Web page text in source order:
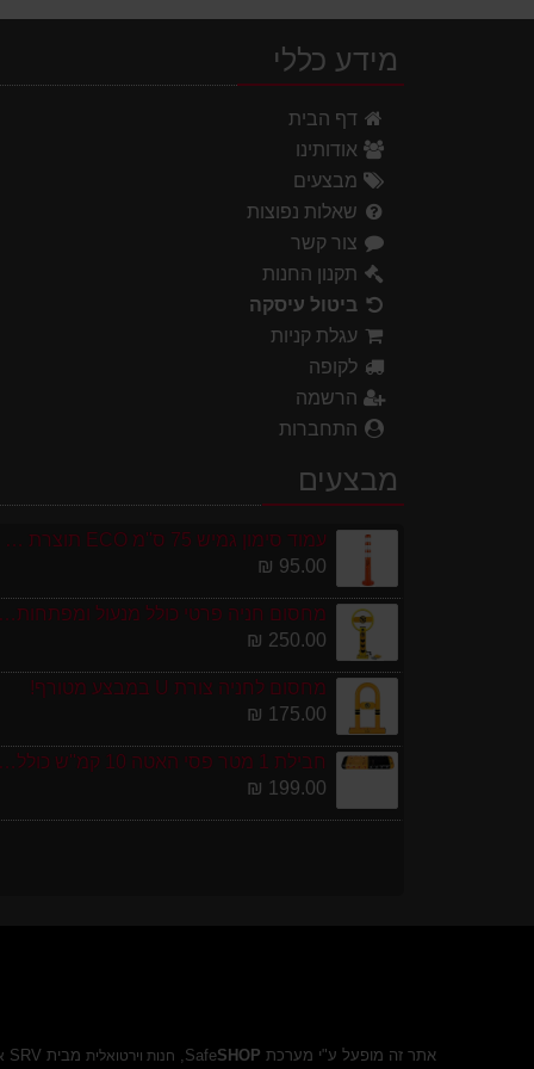
מידע כללי
דף הבית
אודותינו
מבצעים
שאלות נפוצות
צור קשר
תקנון החנות
ביטול עיסקה
עגלת קניות
לקופה
הרשמה
התחברות
מבצעים
עמוד סימון גמיש 75 ס''מ ECO תוצרת אירופה
95.00 ₪
מחסום חניה פרטי כולל מנעול ומפתחות גובה 70 ס"מ
250.00 ₪
מחסום לחניה צורת U במבצע מטורף!
175.00 ₪
חבילת 1 מטר פסי האטה 10 קמ''ש כולל סופיות מפלסטיק
199.00 ₪
אתר זה מופעל ע"י מערכת Safe SHOP
, חנות וירטואלית מבית SRV